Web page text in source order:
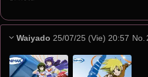
Waiyado 25/07/25 (Vie) 20:57 No.